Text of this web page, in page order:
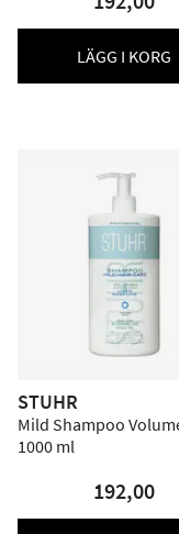
LÄGG I KORG
STUHR
Mild Shampoo
1000 ml
192,00